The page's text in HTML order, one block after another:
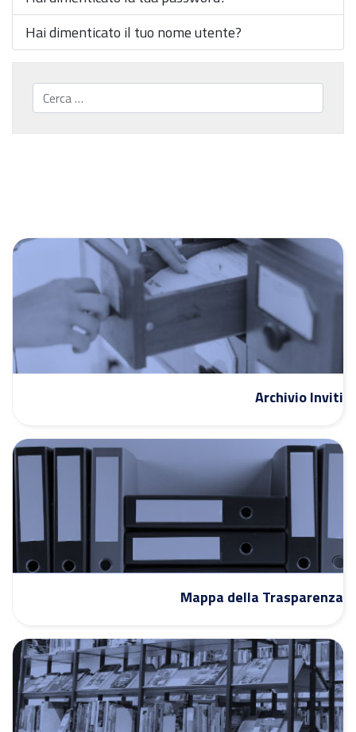
Hai dimenticato il tuo nome utente?
Cerca...
Archivio Inviti
Mappa della Trasparenza